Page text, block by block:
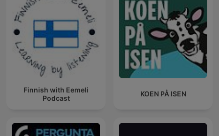
Finnish with Eemeli
Podcast
KOEN PÅ ISEN